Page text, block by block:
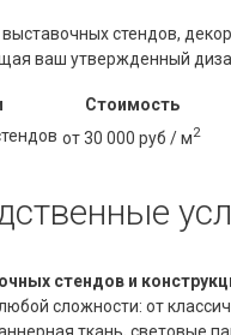
стендов,
ваш утвержденный
Стоимость
от 30 000 руб / м2
стендов и
сложности: от